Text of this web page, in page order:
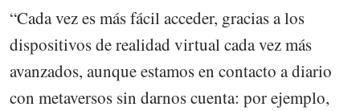
“Cada vez es más fácil acceder, gracias a los
dispositivos de realidad virtual cada vez más
avanzados, aunque estamos en contacto a diario
con metaversos sin darnos cuenta: por ejemplo,